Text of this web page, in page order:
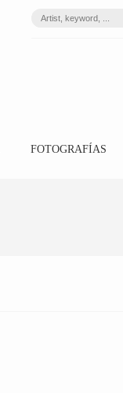
FOTOGRAFÍAS